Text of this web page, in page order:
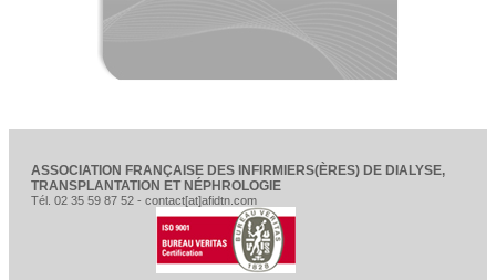
ASSOCIATION FRANÇAISE DES INFIRMIERS(ÈRES) DE DIALYSE,
TRANSPLANTATION ET NÉPHROLOGIE
Tél. 02 35 59 87 52 - contact[at]afidtn.com